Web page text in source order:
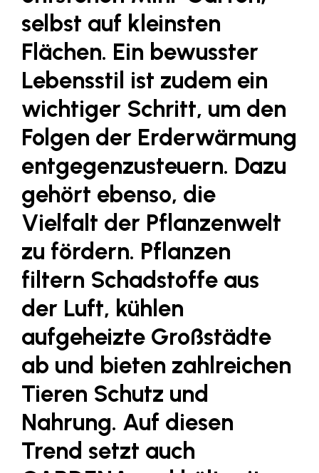
Heimat Österreich
ikp
Johnson & Johnson
JELD-WEN DANA
kosaplaner
LAT Nitrogen
Libro
Die Menü-Manufaktur
MTH Retail Group
OMV
OptimaMed
PAGRO
PHH Rechtsanwält:innen
Primark
Salesforce
sebamed
selbst auf kleinsten
Flächen. Ein bewusster
Lebensstil ist zudem ein
wichtiger Schritt, um den
Folgen der Erderwärmung
entgegenzusteuern. Dazu
gehört ebenso, die
Vielfalt der Pflanzenwelt
zu fördern. Pflanzen
filtern Schadstoffe aus
der Luft, kühlen
aufgeheizte Großstädte
ab und bieten zahlreichen
Tieren Schutz und
Nahrung. Auf diesen
Trend setzt auch